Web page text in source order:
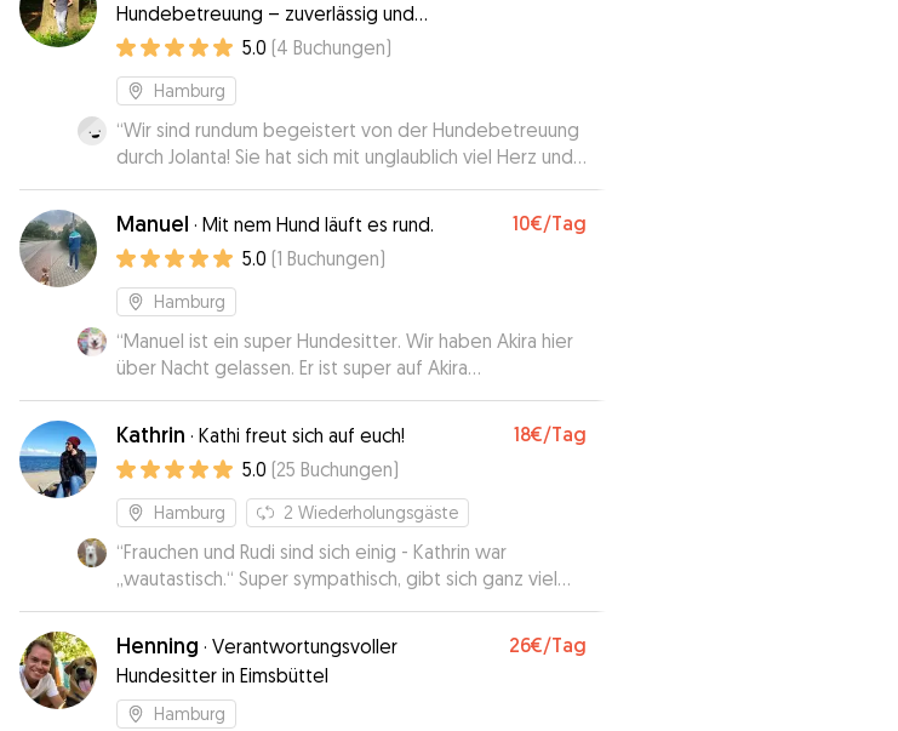
Hundebetreuung – zuverlässig und
individuell
5.0 (4 Buchungen)
Hamburg
“Wir sind rundum begeistert von der Hundebetreuung
durch Jolanta! Sie hat sich mit unglaublich viel Herz und
Engagement um unsere Hündin gekümmert. Schon
beim ersten Kontakt war spürbar, wie aufmerksam und
gewissenhaft sie ist – sie hat viele wichtige Fragen
gestellt und sich intensiv mit den Bedürfnissen unseres
Hundes auseinandergesetzt. Während unserer
Abwesenheit hat Jolanta uns regelmäßig Updates
geschickt und uns mit einer Vielzahl von Fotos und
Videos versorgt. Das hat uns nicht nur sehr gefreut,
sondern uns auch das gute Gefühl gegeben, dass
unsere Hündin in den besten Händen ist. Wir sind
Jolanta sehr dankbar für ihre tolle Arbeit und würden
sie jederzeit wieder buchen. Eine bessere Betreuung
können wir uns nicht vorstellen!”
Manuel · Mit nem Hund läuft es rund. 10€/Tag
5.0 (1 Buchungen)
Hamburg
“Manuel ist ein super Hundesitter. Wir haben Akira hier
über Nacht gelassen. Er ist super auf Akira
eingegangen”
Kathrin · Kathi freut sich auf euch! 18€/Tag
5.0 (25 Buchungen)
Hamburg 2 Wiederholungsgäste
“Frauchen und Rudi sind sich einig - Kathrin war
„wautastisch.“ Super sympathisch, gibt sich ganz viel
Mühe und lässt sich auf Hund und Frauchen ein. Rudi hat
nur Positives berichtet 😁
Henning · Verantwortungsvoller
Hundesitter in Eimsbüttel
26€/Tag
Hamburg